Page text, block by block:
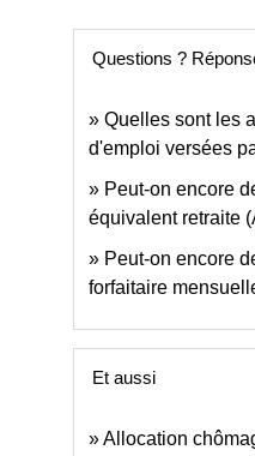
Questions ?
Quelles sont les
d'emploi versées
Peut-on encore
équivalent retraite
Peut-on encore
forfaitaire
Et aussi
Allocation